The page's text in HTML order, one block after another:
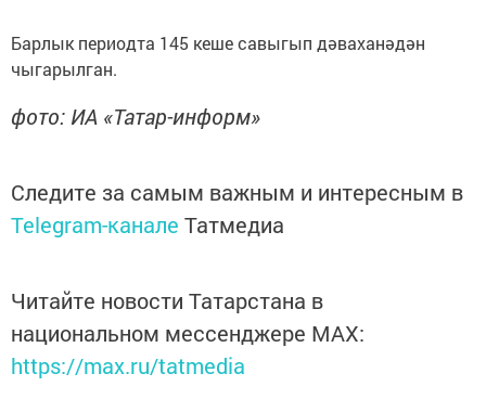
Барлык периодта 145 кеше савыгып дәваханәдән
чыгарылган.
фото: ИА «Татар-информ»
Следите за самым важным и интересным в
Telegram-канале Татмедиа
Читайте новости Татарстана в
национальном мессенджере MАХ:
https://max.ru/tatmedia